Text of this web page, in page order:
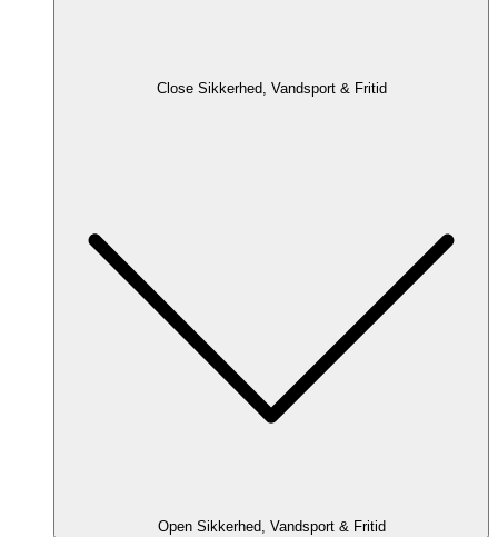
Close Sikkerhed, Vandsport & Fritid
Open Sikkerhed, Vandsport & Fritid